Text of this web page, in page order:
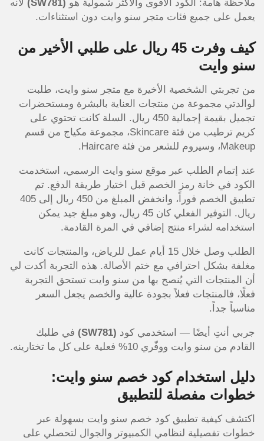
ملاحظة هامة: الكود الأقوى والأكثر شمولية هو (SW781)
لأنه
يعمل على جميع فئات متجر سنو وايت دون استثناءات.
كيف وفرت 45 ريال على طلبي الأخير من
سنو وايت
من تجربتي الشخصية الأخيرة مع متجر سنو وايت، طلبت
لوالدتي مجموعة من منتجات العناية بالبشرة ومستحضرات
تجميل بقيمة إجمالية 450 ريال. السلة كانت تحتوي على
كريم ترطيب من فئة Skincare، مجموعة مكياج من قسم
Makeup، وسيروم للشعر من فئة Haircare.
عند إتمام الطلب عبر موقع سنو وايت الرسمي، استخدمت
الكود في خانة رمز الخصم قبل اختيار طريقة الدفع. تم
تطبيق الخصم فوراً، وانخفض المبلغ من 450 ريال إلى 405
ريال. التوفير الفعلي كان 45 ريال، وهو مبلغ جيد يمكن
استخدامه لشراء منتج إضافي في المرة القادمة.
الطلب وصل خلال 15 أيام عمل للرياض، والمنتجات كانت
مغلفة بشكل احترافي مع ختم الأصالة. هذه التجربة أكدت لي
أن المنتجات التي يُنصح بها من سنو وايت تستحق التجربة
فعلًا، فالمنتجات فعلاً بجودة عالية والخصم يجعل السعر
مناسباً جداً.
جربي أنتِ أيضًا — استخدمي كود (SW781)
في طلبك
القادم من سنو وايت ووفّري 10% فعلية على كل ما تختارينه.
دليل استخدام كود خصم سنو وايت:
خطوات مفصلة للتطبيق
اكتشف كيفية تطبيق كود خصم سنو وايت بسهولة عبر
خطوات تفصيلية لنظامي الكمبيوتر والجوال لتحصلي على